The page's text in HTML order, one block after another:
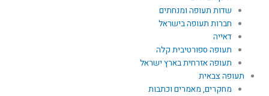
שדות תעופה ומנחתים
חברות תעופה בישראל
דאייה
תעופה ספורטיבית קלה
תעופה אזרחית בארץ ישראל
תעופה צבאית
מחקרים, מאמרים וכתבות